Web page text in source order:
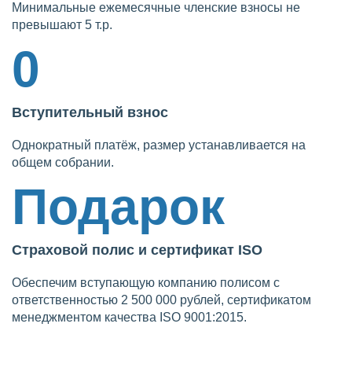
Минимальные ежемесячные членские взносы не
превышают 5 т.р.
0
Вступительный взнос
Однократный платёж, размер устанавливается на
общем собрании.
Подарок
Страховой полис и сертификат ISO
Обеспечим вступающую компанию полисом с
ответственностью 2 500 000 рублей, сертификатом
менеджментом качества ISO 9001:2015.